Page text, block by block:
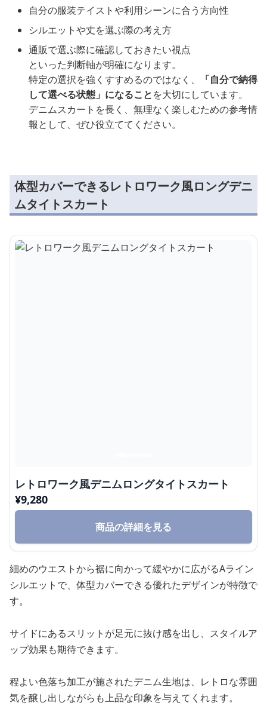
自分の服装テイストや利用シーンに合う方向性
シルエットや丈を選ぶ際の考え方
通販で選ぶ際に確認しておきたい視点
といった判断軸が明確になります。
特定の選択を強くすすめるのではなく、
「自分で納得
して選べる状態」になることを大切にしています。
デニムスカートを長く、無理なく楽しむための参考情
報として、ぜひ役立ててください。
体型カバーできるレトロワーク風ロングデニ
ムタイトスカート
レトロワーク風デニムロングタイトスカート
¥9,280
商品の詳細を見る
細めのウエストから裾に向かって緩やかに広がるAライン
シルエットで、体型カバーできる優れたデザインが特徴で
す。
サイドにあるスリットが足元に抜け感を出し、スタイルア
ップ効果も期待できます。
程よい色落ち加工が施されたデニム生地は、レトロな雰囲
気を醸し出しながらも上品な印象を与えてくれます。